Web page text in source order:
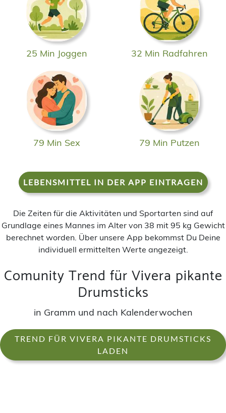
25 Min Joggen 32 Min Radfahren
79 Min Sex 79 Min Putzen
LEBENSMITTEL IN DER APP EINTRAGEN
Die Zeiten für die Aktivitäten und Sportarten sind auf
Grundlage eines Mannes im Alter von 38 mit 95 kg Gewicht
berechnet worden. Über unsere App bekommst Du Deine
individuell ermittelten Werte angezeigt.
Comunity Trend für Vivera pikante
Drumsticks
in Gramm und nach Kalenderwochen
TREND FÜR VIVERA PIKANTE DRUMSTICKS
LADEN